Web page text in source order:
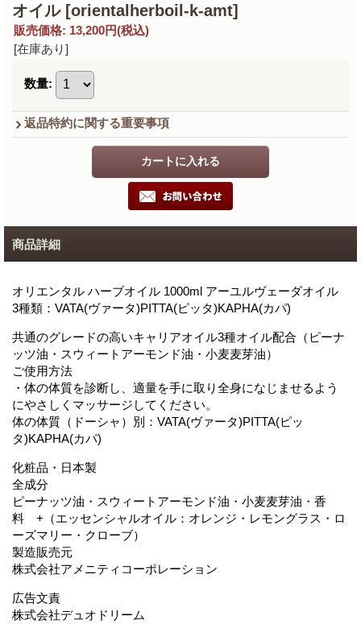
オイル [orientalherboil-k-amt]
販売価格: 13,200円(税込)
[在庫あり]
数量:
返品特約に関する重要事項
商品詳細
オリエンタル ハーブオイル 1000ml アーユルヴェーダオイル
3種類：VATA(ヴァータ)PITTA(ピッタ)KAPHA(カパ)
共通のグレードの高いキャリアオイル3種オイル配合（ピーナ
ッツ油・スウィートアーモンド油・小麦麦芽油）
ご使用方法
・体の体質を診断し、適量を手に取り全身になじませるよう
にやさしくマッサージしてください。
体の体質（ドーシャ）別：VATA(ヴァータ)PITTA(ピッ
タ)KAPHA(カパ)
化粧品・日本製
全成分
ピーナッツ油・スウィートアーモンド油・小麦麦芽油・香
料 +（エッセンシャルオイル：オレンジ・レモングラス・ロ
ーズマリー・クローブ）
製造販売元
株式会社アメニティコーポレーション
広告文責
株式会社デュオドリーム